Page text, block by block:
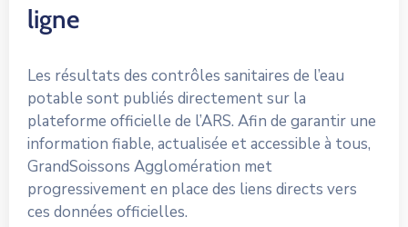
ligne
Les résultats des contrôles sanitaires de l’eau
potable sont publiés directement sur la
plateforme officielle de l’ARS. Afin de garantir une
information fiable, actualisée et accessible à tous,
GrandSoissons Agglomération met
progressivement en place des liens directs vers
ces données officielles.